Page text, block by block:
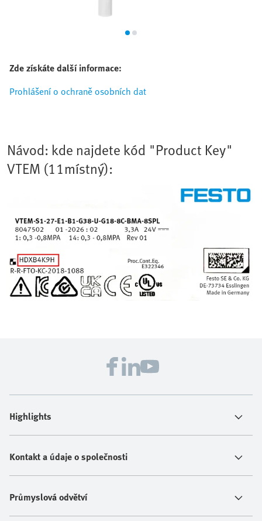
Zde získáte další informace:
Prohlášení o ochraně osobních dat
Návod: kde najdete kód "Product Key"
VTEM (11místný):
Highlights
Kontakt a údaje o společnosti
Průmyslová odvětví